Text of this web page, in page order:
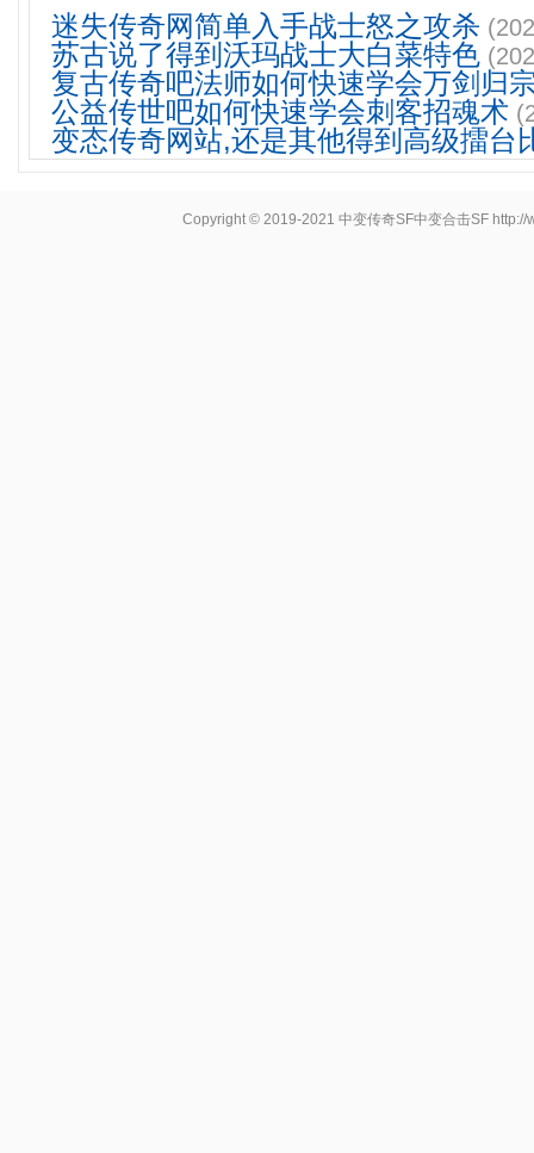
迷失传奇网简单入手战士怒之攻杀
苏古说了得到沃玛战士大白菜特色
复古传奇吧法师如何快速学会万剑归
公益传世吧如何快速学会刺客招魂术
变态传奇网站,还是其他得到高级擂台
Copyright © 2019-2021中变传奇SF中变合击SF http://